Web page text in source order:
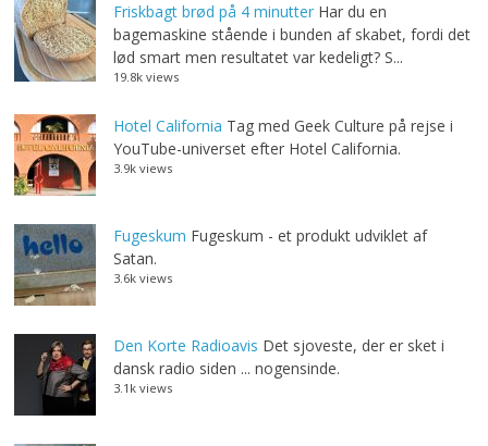
Friskbagt brød på 4 minutter Har du en
bagemaskine stående i bunden af skabet, fordi det
lød smart men resultatet var kedeligt? S...
19.8k views
Hotel California Tag med Geek Culture på rejse i
YouTube-universet efter Hotel California.
3.9k views
Fugeskum Fugeskum - et produkt udviklet af
Satan.
3.6k views
Den Korte Radioavis Det sjoveste, der er sket i
dansk radio siden ... nogensinde.
3.1k views